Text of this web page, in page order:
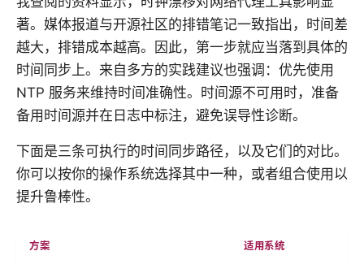
著。媒体报道与开源社区的排错笔记一致指出，时间差
越大，排错成本越高。因此，第一步就应当落到具体的
时间同步上。来自多方的实践建议也强调：优先使用
NTP 服务来维持时间准确性。时间源不可用时，准备
备用时间源并在日志中标注，避免误导性诊断。
下面是三条可执行的时间同步路径，以及它们的对比。
你可以按你的操作系统选择其中一种，或者组合使用以
提升鲁棒性。
方案 适用系统